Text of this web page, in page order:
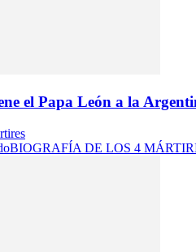
el Papa León a la
BIOGRAFÍA DE LOS 4